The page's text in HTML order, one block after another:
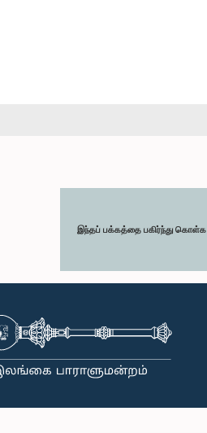
இந்தப் பக்கத்தை பகிர்ந்து கொள்க